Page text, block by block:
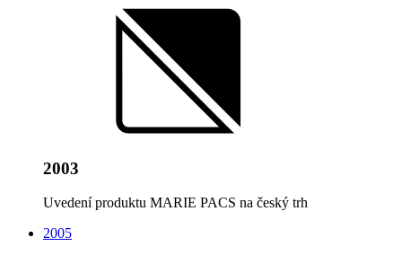
2003
Uvedení produktu MARIE PACS na český trh
2005